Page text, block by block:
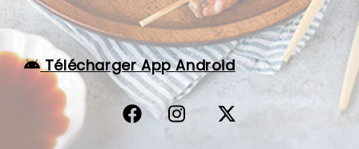
Télécharger App Android